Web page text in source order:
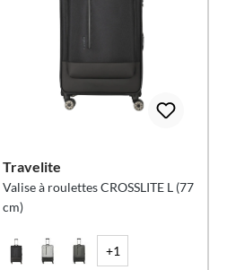
Travelite
Valise à roulettes CROSSLITE L (77
cm)
+1